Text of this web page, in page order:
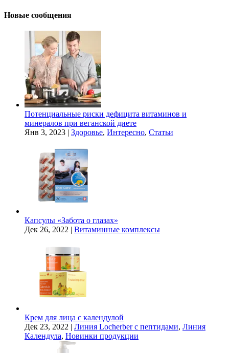
Новые сообщения
Потенциальные риски дефицита витаминов и
минералов при веганской диете
Янв 3, 2023 | Здоровье, Интересно, Статьи
Капсулы «Забота о глазах»
Дек 26, 2022 | Витаминные комплексы
Крем для лица с календулой
Дек 23, 2022 | Линия Locherber с пептидами, Линия
Календула, Новинки продукции